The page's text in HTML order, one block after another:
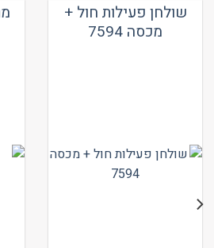
שולחן פעילות חול +
מכסה 7594